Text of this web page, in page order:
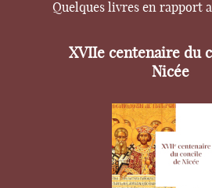
Quelques livres en rapport
XVIIe centenaire du
Nicée